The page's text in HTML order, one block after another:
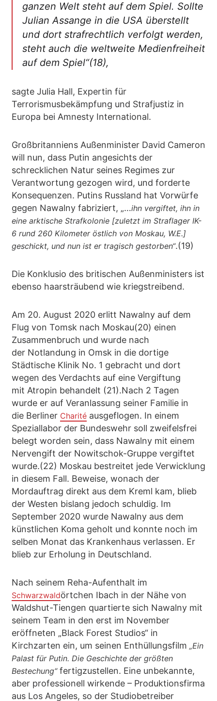
ganzen Welt steht auf dem Spiel. Sollte
Julian Assange in die USA überstellt
und dort strafrechtlich verfolgt werden,
steht auch die weltweite Medienfreiheit
auf dem Spiel“(18),
sagte Julia Hall, Expertin für
Terrorismusbekämpfung und Strafjustiz in
Europa bei Amnesty International.
Großbritanniens Außenminister David Cameron
will nun, dass Putin angesichts der
schrecklichen Natur seines Regimes zur
Verantwortung gezogen wird, und forderte
Konsequenzen. Putins Russland hat Vorwürfe
gegen Nawalny fabriziert, „…ihn vergiftet, ihn in
eine arktische Strafkolonie [zuletzt im Straflager IK-
6 rund 260 Kilometer östlich von Moskau, W.E.]
geschickt, und nun ist er tragisch gestorben“.(19)
Die Konklusio des britischen Außenministers ist
ebenso haarsträubend wie kriegstreibend.
Am 20. August 2020 erlitt Nawalny auf dem
Flug von Tomsk nach Moskau(20) einen
Zusammenbruch und wurde nach
der Notlandung in Omsk in die dortige
Städtische Klinik No. 1 gebracht und dort
wegen des Verdachts auf eine Vergiftung
mit Atropin behandelt (21).Nach 2 Tagen
wurde er auf Veranlassung seiner Familie in
die Berliner Charité ausgeflogen. In einem
Speziallabor der Bundeswehr soll zweifelsfrei
belegt worden sein, dass Nawalny mit einem
Nervengift der Nowitschok-Gruppe vergiftet
wurde.(22) Moskau bestreitet jede Verwicklung
in diesem Fall. Beweise, wonach der
Mordauftrag direkt aus dem Kreml kam, blieb
der Westen bislang jedoch schuldig. Im
September 2020 wurde Nawalny aus dem
künstlichen Koma geholt und konnte noch im
selben Monat das Krankenhaus verlassen. Er
blieb zur Erholung in Deutschland.
Nach seinem Reha-Aufenthalt im
Schwarzwaldörtchen Ibach in der Nähe von
Waldshut-Tiengen quartierte sich Nawalny mit
seinem Team in den erst im November
eröffneten „Black Forest Studios“ in
Kirchzarten ein, um seinen Enthüllungsfilm „Ein
Palast für Putin. Die Geschichte der größten
Bestechung“fertigzustellen. Eine unbekannte,
aber professionell wirkende – Produktionsfirma
aus Los Angeles, so der Studiobetreiber